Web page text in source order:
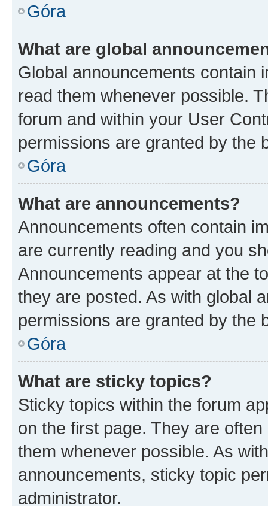
Góra
What are global
Global announcements contain
read them whenever possible.
forum and within your User
permissions are granted by the
Góra
What are announcements?
Announcements often contain
are currently reading and you
Announcements appear at the
they are posted. As with global
permissions are granted by the
Góra
What are sticky topics?
Sticky topics within the forum
on the first page. They are
them whenever possible. As
announcements, sticky topic
administrator.